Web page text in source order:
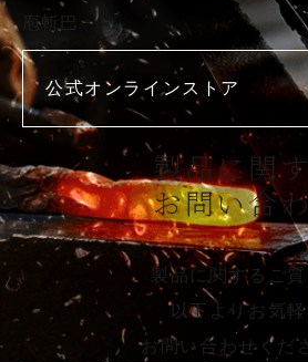
庖斬巴
公式オンラインストア
製品に関
お問い合
製品に関するご質
以下よりお気軽
お問い合わせくだ